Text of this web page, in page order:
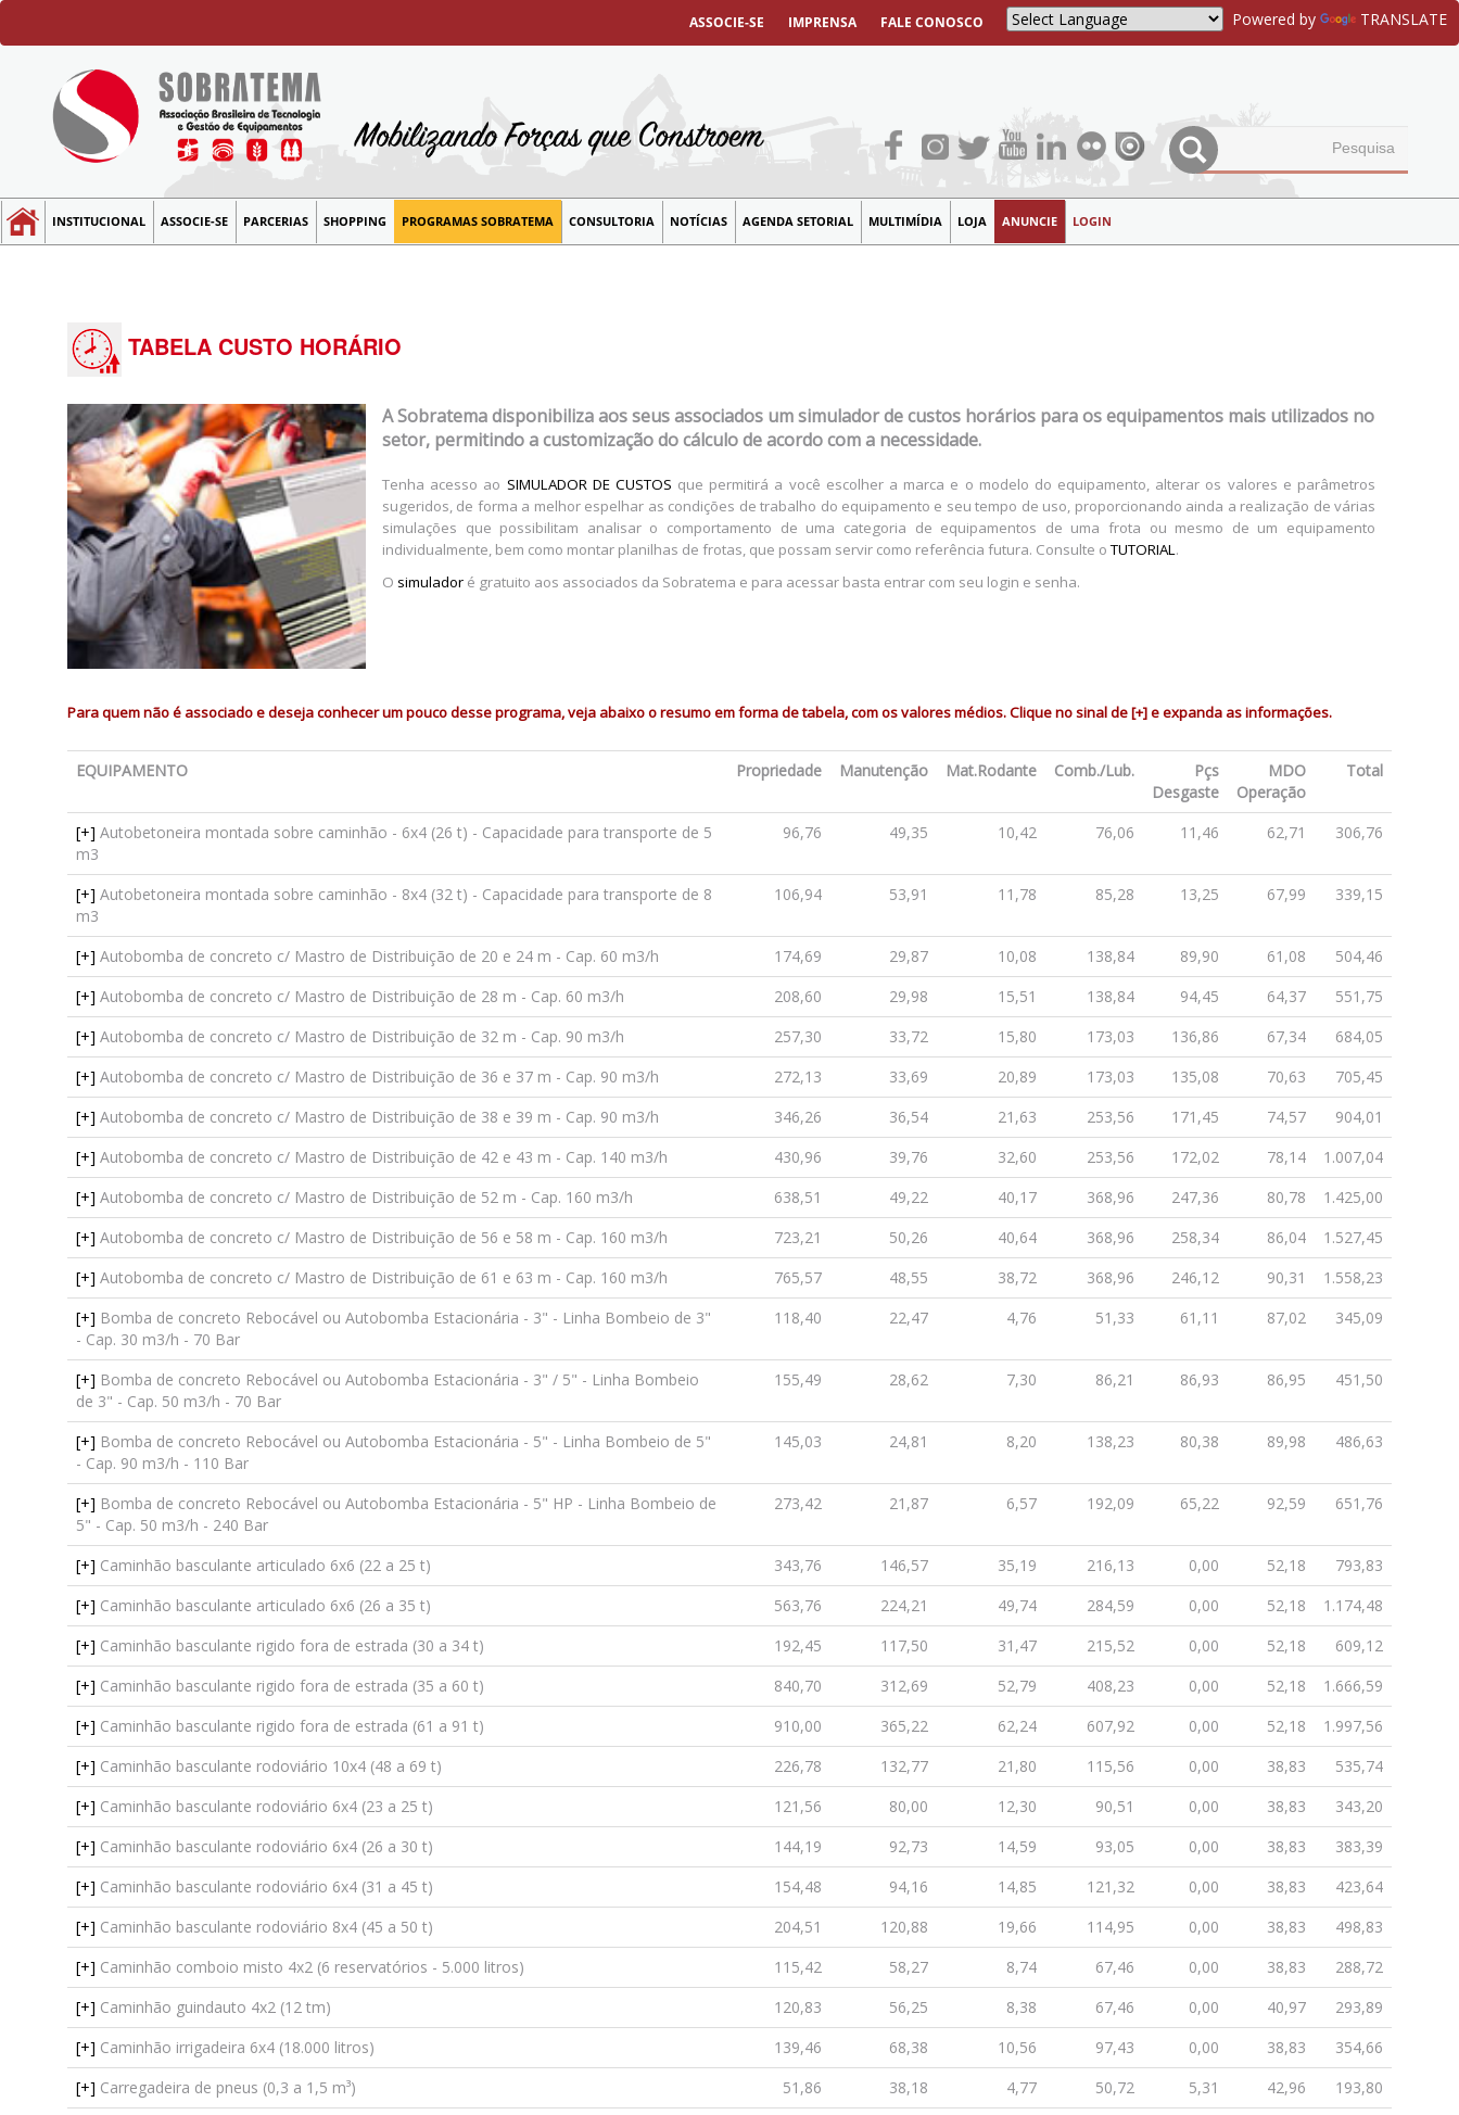
ASSOCIE-SE IMPRENSA FALE CONOSCO Powered by TRANSLATE
INSTITUCIONAL ASSOCIE-SE PARCERIAS SHOPPING PROGRAMAS SOBRATEMA CONSULTORIA NOTÍCIAS AGENDA SETORIAL MULTIMÍDIA LOJA ANUNCIE LOGIN
TABELA CUSTO HORÁRIO
A Sobratema disponibiliza aos seus associados um simulador de custos horários para os equipamentos mais utilizados no
setor, permitindo a customização do cálculo de acordo com a necessidade.
Tenha acesso ao SIMULADOR DE CUSTOS que permitirá a você escolher a marca e o modelo do equipamento, alterar os valores e parâmetros
sugeridos, de forma a melhor espelhar as condições de trabalho do equipamento e seu tempo de uso, proporcionando ainda a realização de várias
simulações que possibilitam analisar o comportamento de uma categoria de equipamentos de uma frota ou mesmo de um equipamento
individualmente, bem como montar planilhas de frotas, que possam servir como referência futura. Consulte oTUTORIAL.
O simulador é gratuito aos associados da Sobratema e para acessar basta entrar com seu login e senha.
Para quem não é associado e deseja conhecer um pouco desse programa, veja abaixo o resumo em forma de tabela, com os valores médios. Clique no sinal de [+] e expanda as informações.
EQUIPAMENTO Propriedade Manutenção Mat.Rodante Comb./Lub.
Pçs
Desgaste
MDO
Operação
Total
[+] Autobetoneira montada sobre caminhão - 6x4 (26 t) - Capacidade para transporte de 5
m3
96,76 49,35 10,42 76,06 11,46 62,71 306,76
[+] Autobetoneira montada sobre caminhão - 8x4 (32 t) - Capacidade para transporte de 8
m3
106,94 53,91 11,78 85,28 13,25 67,99 339,15
[+] Autobomba de concreto c/ Mastro de Distribuição de 20 e 24 m - Cap. 60 m3/h 174,69 29,87 10,08 138,84 89,90 61,08
504,46
[+] Autobomba de concreto c/ Mastro de Distribuição de 28 m - Cap. 60 m3/h 208,60 29,98 15,51 138,84 94,45 64,37
551,75
[+] Autobomba de concreto c/ Mastro de Distribuição de 32 m - Cap. 90 m3/h 257,30 33,72 15,80 173,03 136,86 67,34
684,05
[+] Autobomba de concreto c/ Mastro de Distribuição de 36 e 37 m - Cap. 90 m3/h 272,13 33,69 20,89 173,03 135,08 70,63
705,45
[+] Autobomba de concreto c/ Mastro de Distribuição de 38 e 39 m - Cap. 90 m3/h 346,26 36,54 21,63 253,56 171,45 74,57
904,01
[+] Autobomba de concreto c/ Mastro de Distribuição de 42 e 43 m - Cap. 140 m3/h 430,96 39,76 32,60 253,56 172,02 78,14
1.007,04
[+] Autobomba de concreto c/ Mastro de Distribuição de 52 m - Cap. 160 m3/h 638,51 49,22 40,17 368,96 247,36 80,78
1.425,00
[+] Autobomba de concreto c/ Mastro de Distribuição de 56 e 58 m - Cap. 160 m3/h 723,21 50,26 40,64 368,96 258,34 86,04
1.527,45
[+] Autobomba de concreto c/ Mastro de Distribuição de 61 e 63 m - Cap. 160 m3/h 765,57 48,55 38,72 368,96 246,12 90,31
1.558,23
[+] Bomba de concreto Rebocável ou Autobomba Estacionária - 3" - Linha Bombeio de 3"
- Cap. 30 m3/h - 70 Bar
118,40 22,47 4,76 51,33 61,11 87,02 345,09
[+] Bomba de concreto Rebocável ou Autobomba Estacionária - 3" / 5" - Linha Bombeio
de 3" - Cap. 50 m3/h - 70 Bar
155,49 28,62 7,30 86,21 86,93 86,95 451,50
[+] Bomba de concreto Rebocável ou Autobomba Estacionária - 5" - Linha Bombeio de 5"
- Cap. 90 m3/h - 110 Bar
145,03 24,81 8,20 138,23 80,38 89,98 486,63
[+] Bomba de concreto Rebocável ou Autobomba Estacionária - 5" HP - Linha Bombeio de
5" - Cap. 50 m3/h - 240 Bar
273,42 21,87 6,57 192,09 65,22 92,59 651,76
[+] Caminhão basculante articulado 6x6 (22 a 25 t) 343,76 146,57 35,19 216,13 0,00 52,18
793,83
[+] Caminhão basculante articulado 6x6 (26 a 35 t) 563,76 224,21 49,74 284,59 0,00 52,18
1.174,48
[+] Caminhão basculante rigido fora de estrada (30 a 34 t) 192,45 117,50 31,47 215,52 0,00 52,18
609,12
[+] Caminhão basculante rigido fora de estrada (35 a 60 t) 840,70 312,69 52,79 408,23 0,00 52,18
1.666,59
[+] Caminhão basculante rigido fora de estrada (61 a 91 t) 910,00 365,22 62,24 607,92 0,00 52,18
1.997,56
[+] Caminhão basculante rodoviário 10x4 (48 a 69 t) 226,78 132,77 21,80 115,56 0,00 38,83
535,74
[+] Caminhão basculante rodoviário 6x4 (23 a 25 t) 121,56 80,00 12,30 90,51 0,00 38,83
343,20
[+] Caminhão basculante rodoviário 6x4 (26 a 30 t) 144,19 92,73 14,59 93,05 0,00 38,83
383,39
[+] Caminhão basculante rodoviário 6x4 (31 a 45 t) 154,48 94,16 14,85 121,32 0,00 38,83
423,64
[+] Caminhão basculante rodoviário 8x4 (45 a 50 t) 204,51 120,88 19,66 114,95 0,00 38,83
498,83
[+] Caminhão comboio misto 4x2 (6 reservatórios - 5.000 litros) 115,42 58,27 8,74 67,46 0,00 38,83
288,72
[+] Caminhão guindauto 4x2 (12 tm) 120,83 56,25 8,38 67,46 0,00 40,97
293,89
[+] Caminhão irrigadeira 6x4 (18.000 litros) 139,46 68,38 10,56 97,43 0,00 38,83
354,66
[+] Carregadeira de pneus (0,3 a 1,5 m³) 51,86 38,18 4,77 50,72 5,31 42,96
193,80